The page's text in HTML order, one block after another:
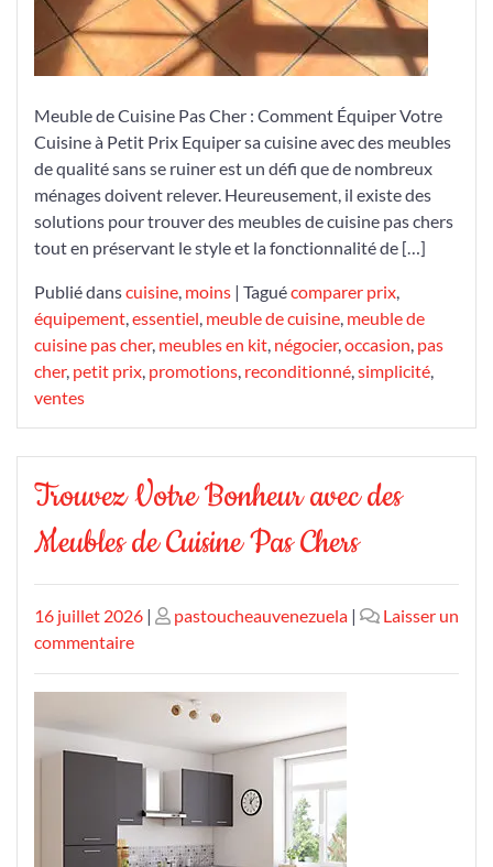
Meuble de Cuisine Pas Cher : Comment Équiper Votre
Cuisine à Petit Prix Equiper sa cuisine avec des meubles
de qualité sans se ruiner est un défi que de nombreux
ménages doivent relever. Heureusement, il existe des
solutions pour trouver des meubles de cuisine pas chers
tout en préservant le style et la fonctionnalité de […]
Publié danscuisine, moins | Taguécomparer prix,
équipement,essentiel, meuble de cuisine, meuble de
cuisine pas cher, meubles en kit, négocier,occasion, pas
cher, petit prix, promotions, reconditionné,simplicité,
ventes
Trouvez Votre Bonheur avec des
Meubles de Cuisine Pas Chers
Publié
le
16 juillet 2026 | Publié
pastoucheauvenezuela |
Laisser un
commentairesur
Votre
Bonheur
des
de
Cuisine